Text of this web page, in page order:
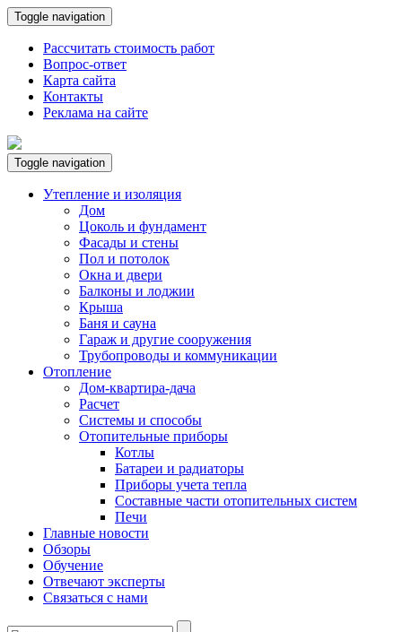
Toggle navigation
Рассчитать стоимость работ
Вопрос-ответ
Карта сайта
Контакты
Реклама на сайте
Toggle navigation
Утепление и изоляция
Дом
Цоколь и фундамент
Фасады и стены
Пол и потолок
Окна и двери
Балконы и лоджии
Крыша
Баня и сауна
Гараж и другие сооружения
Трубопроводы и коммуникации
Отопление
Дом-квартира-дача
Расчет
Системы и способы
Отопительные приборы
Котлы
Батареи и радиаторы
Приборы учета тепла
Составные части отопительных систем
Печи
Главные новости
Обзоры
Обучение
Отвечают эксперты
Связаться с нами